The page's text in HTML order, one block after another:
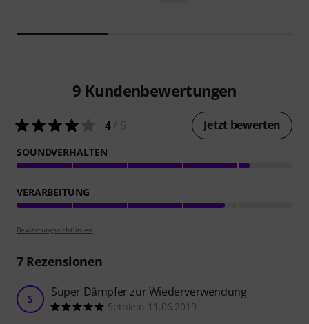
9 Kundenbewertungen
4/ 5 Jetzt bewerten
SOUNDVERHALTEN
VERARBEITUNG
Bewertungsrichtlinien
7Rezensionen
S Super Dämpfer zur Wiederverwendung
Sethlein 11.06.2019